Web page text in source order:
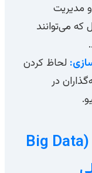
مدیریت
می‌توانند
لحاظ کردن
در
3. تحلیل داده‌های بزرگ (Big Data